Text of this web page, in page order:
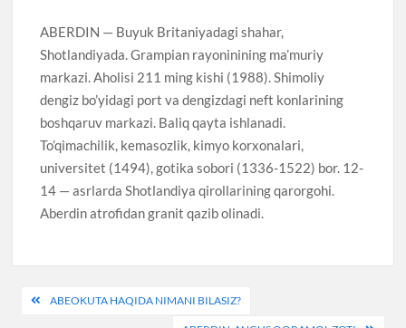
ABERDIN — Buyuk Britaniyadagi shahar,
Shotlandiyada. Grampian rayoninining ma’muriy
markazi. Aholisi 211 ming kishi (1988). Shimoliy
dengiz bo’yidagi port va dengizdagi neft konlarining
boshqaruv markazi. Baliq qayta ishlanadi.
To’qimachilik, kemasozlik, kimyo korxonalari,
universitet (1494), gotika sobori (1336-1522) bor. 12-
14 — asrlarda Shotlandiya qirollarining qarorgohi.
Aberdin atrofidan granit qazib olinadi.
Навигация
ABEOKUTA HAQIDA NIMANI BILASIZ?